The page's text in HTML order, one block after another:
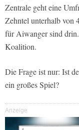
Zentrale geht eine
Zehntel unterhalb von
für Aiwanger sind
Koalition.
Die Frage ist nur: Ist
ein großes Spiel?
Anzeige